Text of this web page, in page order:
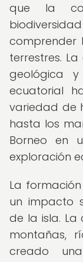
que la
comprender
terrestres.
geológica
ecuatorial
variedad de
hasta los
Borneo en
exploración
La
un impacto
de la isla. La
montañas,
creado